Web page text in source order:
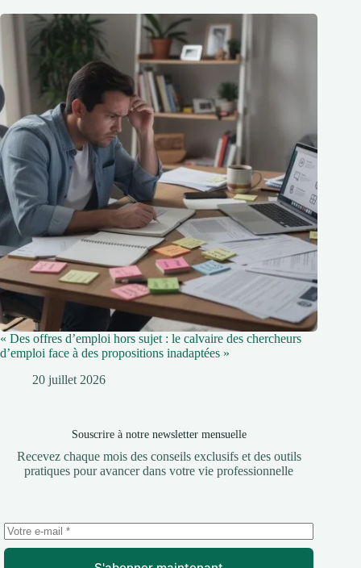
« Des offres d’emploi hors sujet : le calvaire des chercheurs
d’emploi face à des propositions inadaptées »
20 juillet 2026
Souscrire à notre newsletter mensuelle
Recevez chaque mois des conseils exclusifs et des outils
pratiques pour avancer dans votre vie professionnelle